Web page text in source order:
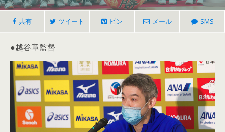
共有 ツイート ピン メール SMS
●越谷章監督